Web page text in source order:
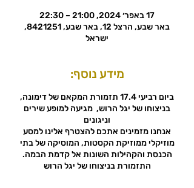
17 באפר׳ 2024, 21:00 – 22:30
באר שבע, הרצל 12, באר שבע, 8421251,
ישראל
מידע נוסף:
ביום רביעי 17.4 תזמורת המקאם של דימונה,
בניצוחו של יגל הרוש, מגיעה למופע שירים
וניגונים
אנחנו מזמינים אתכם להצטרף אלינו למסע
מוזיקלי ממוזיקת הקסטות, המוסיקה של בתי
הכנסת והקהילות השונות אל קדמת הבמה.
התזמורת בניצוחו של יגל הרוש